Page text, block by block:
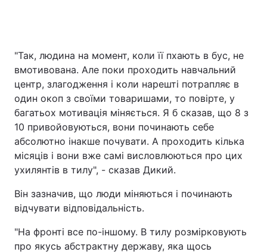
"Так, людина на момент, коли її пхають в бус, не
вмотивована. Але поки проходить навчальний
центр, злагодження і коли нарешті потрапляє в
один окоп з своїми товаришами, то повірте, у
багатьох мотивація міняється. Я б сказав, що 8 з
10 привойовуються, вони починають себе
абсолютно інакше почувати. А проходить кілька
місяців і вони вже самі висловлюються про цих
ухилянтів в тилу", - сказав Дикий.
Він зазначив, що люди міняються і починають
відчувати відповідальність.
"На фронті все по-іншому. В тилу розмірковують
про якусь абстрактну державу, яка щось